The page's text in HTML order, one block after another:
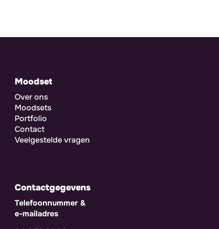
Moodset
Over ons
Moodsets
Portfolio
Contact
Veelgestelde vragen
Contactgegevens
Telefoonnummer &
e-mailadres